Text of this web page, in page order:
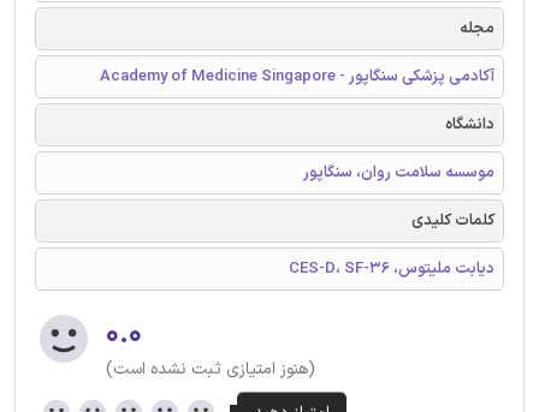
مجله
آکادمی پزشکی سنگاپور - Academy of Medicine Singapore
دانشگاه
موسسه سلامت روان، سنگاپور
کلمات کلیدی
دیابت ملیتوس، CES-D، SF-36
۰.۰
(هنوز امتیازی ثبت نشده است)